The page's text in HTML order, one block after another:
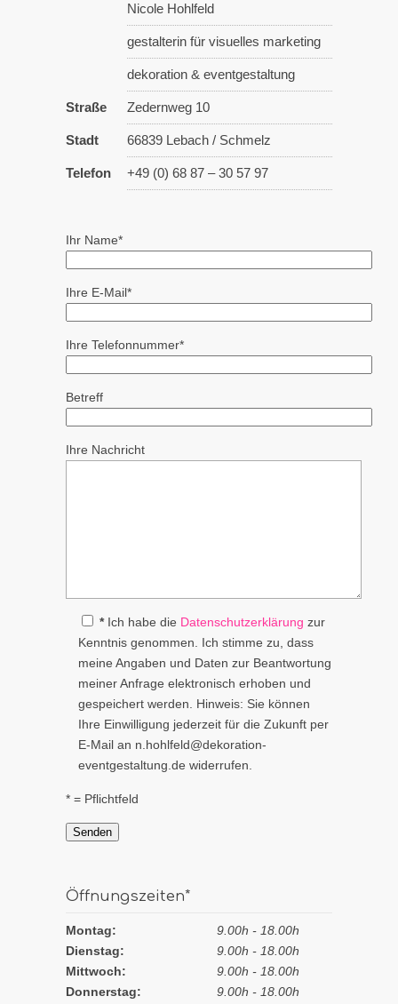
Nicole Hohlfeld
gestalterin für visuelles marketing
dekoration & eventgestaltung
Straße Zedernweg 10
Stadt 66839 Lebach / Schmelz
Telefon +49 (0) 68 87 – 30 57 97
Ihr Name*
Ihre E-Mail*
Ihre Telefonnummer*
Betreff
Ihre Nachricht
*Ich habe die Datenschutzerklärung zur
Kenntnis genommen. Ich stimme zu, dass
meine Angaben und Daten zur Beantwortung
meiner Anfrage elektronisch erhoben und
gespeichert werden. Hinweis: Sie können
Ihre Einwilligung jederzeit für die Zukunft per
E-Mail an n.hohlfeld@dekoration-
eventgestaltung.de widerrufen.
* = Pflichtfeld
Öffnungszeiten*
Montag:
Dienstag:
Mittwoch:
Donnerstag:
9.00h - 18.00h
9.00h - 18.00h
9.00h - 18.00h
9.00h - 18.00h